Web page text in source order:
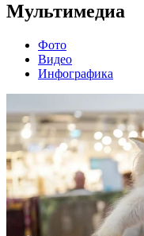
Мультимедиа
Фото
Видео
Инфографика